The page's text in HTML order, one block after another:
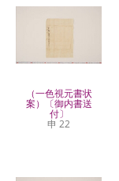
（一色視元書状
案）〔御内書送
付〕
申 22